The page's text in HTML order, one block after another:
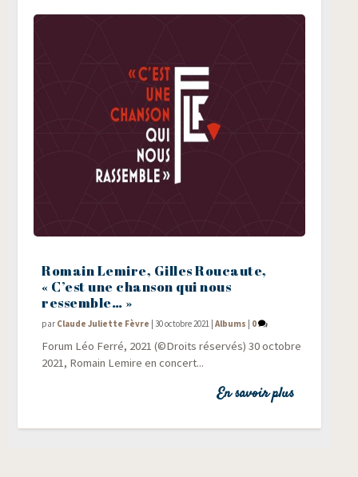
Romain Lemire, Gilles Roucaute,
« C’est une chanson qui nous
ressemble… »
par Claude Juliette Fèvre |30 octobre 2021 |Albums | 0
Forum Léo Fer­ré, 2021 (©Droits réservés) 30 octobre
2021, Romain Lemire en concert...
En savoir plus